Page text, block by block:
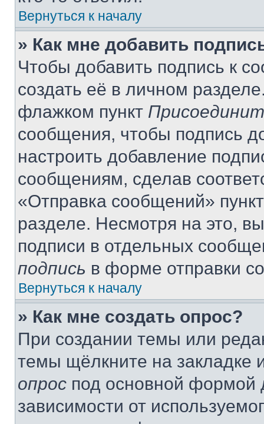
Вернуться к началу
» Как мне добавить
Чтобы добавить подпись к
создать её в личном
флажком пункт
сообщения, чтобы подпись
настроить добавление
сообщениям, сделав
«Отправка сообщений»
разделе. Несмотря на это,
подписи в отдельных
подпись в форме отправки
Вернуться к началу
» Как мне создать опрос?
При создании темы или
темы щёлкните на
опрос под основной формой
зависимости от